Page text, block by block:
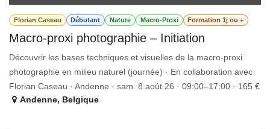
Florian Caseau Débutant Nature Macro-Proxi Formation 1j ou +
​Macro-proxi photographie – Initiation
Découvrir les bases techniques et visuelles de la macro-proxi
photographie en milieu naturel (journée) · En collaboration avec
Florian Caseau · Andenne · sam. 8 août 26 · 09:00–17:00 · 165 €
Andenne, Belgique